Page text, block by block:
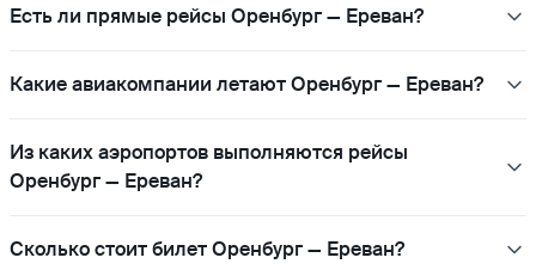
Есть ли прямые рейсы Оренбург — Ереван?
Какие авиакомпании летают Оренбург — Ереван?
Из каких аэропортов выполняются рейсы
Оренбург — Ереван?
Сколько стоит билет Оренбург — Ереван?